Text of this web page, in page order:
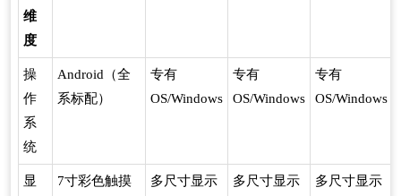
维
度
操
作
系
统
Android（全
系标配）
专有
OS/Windows
专有
OS/Windows
专有
OS/Windows
显
7寸彩色触摸
多尺寸显示
多尺寸显示
多尺寸显示